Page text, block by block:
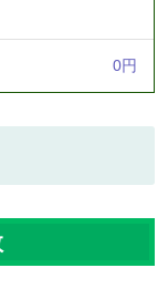
0円